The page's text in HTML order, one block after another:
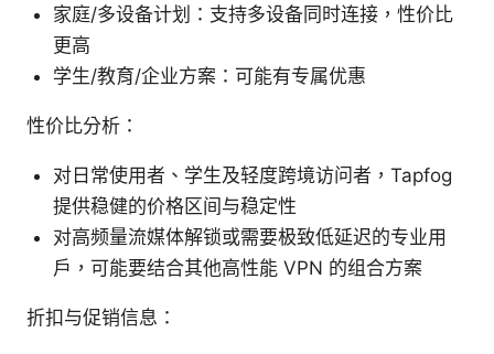
家庭/多设备计划：支持多设备同时连接，性价比
更高
学生/教育/企业方案：可能有专属优惠
性价比分析：
对日常使用者、学生及轻度跨境访问者，Tapfog
提供稳健的价格区间与稳定性
对高频量流媒体解锁或需要极致低延迟的专业用
户，可能要结合其他高性能 VPN 的组合方案
折扣与促销信息：